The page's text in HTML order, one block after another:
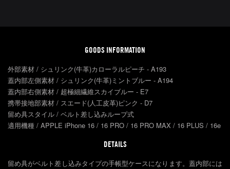
GOODS INFORMATION
外部素材 / シュリンク(牛革)カローラルピーチ - A193
蓋内部左側素材 / シュリンク(牛革)ミントブルー - A194
蓋内部右側素材 / 超極細繊維スカイブルー - E7
携帯接地部素材 / スエード(人工皮革)ピンク - D7
留め具スタイル / ベルト差し込みループ式
適用機種 / APPLE iPhone 16 / 16 PRO / 16 PRO MAX / 16 PLUS / 16e
DETAILS
留め具がベルト差し込みタイプの手帳型ケースになります。蓋内部には